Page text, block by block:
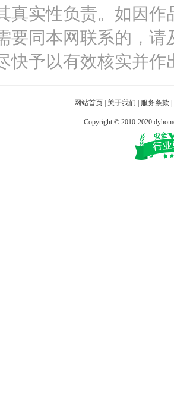
真实性负责。如因作
要同本网联系的，请
快予以有效核实并作
网站首页 关于我们 服务条款
Copyright © 2010-2020